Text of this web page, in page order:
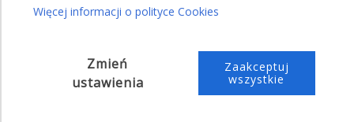
zielonego"
czerwonego, 4 zielonego i 1 niebieskiego"
Więcej informacji o polityce Cookies
Zmień
ustawienia
Zaakceptuj
wszystkie